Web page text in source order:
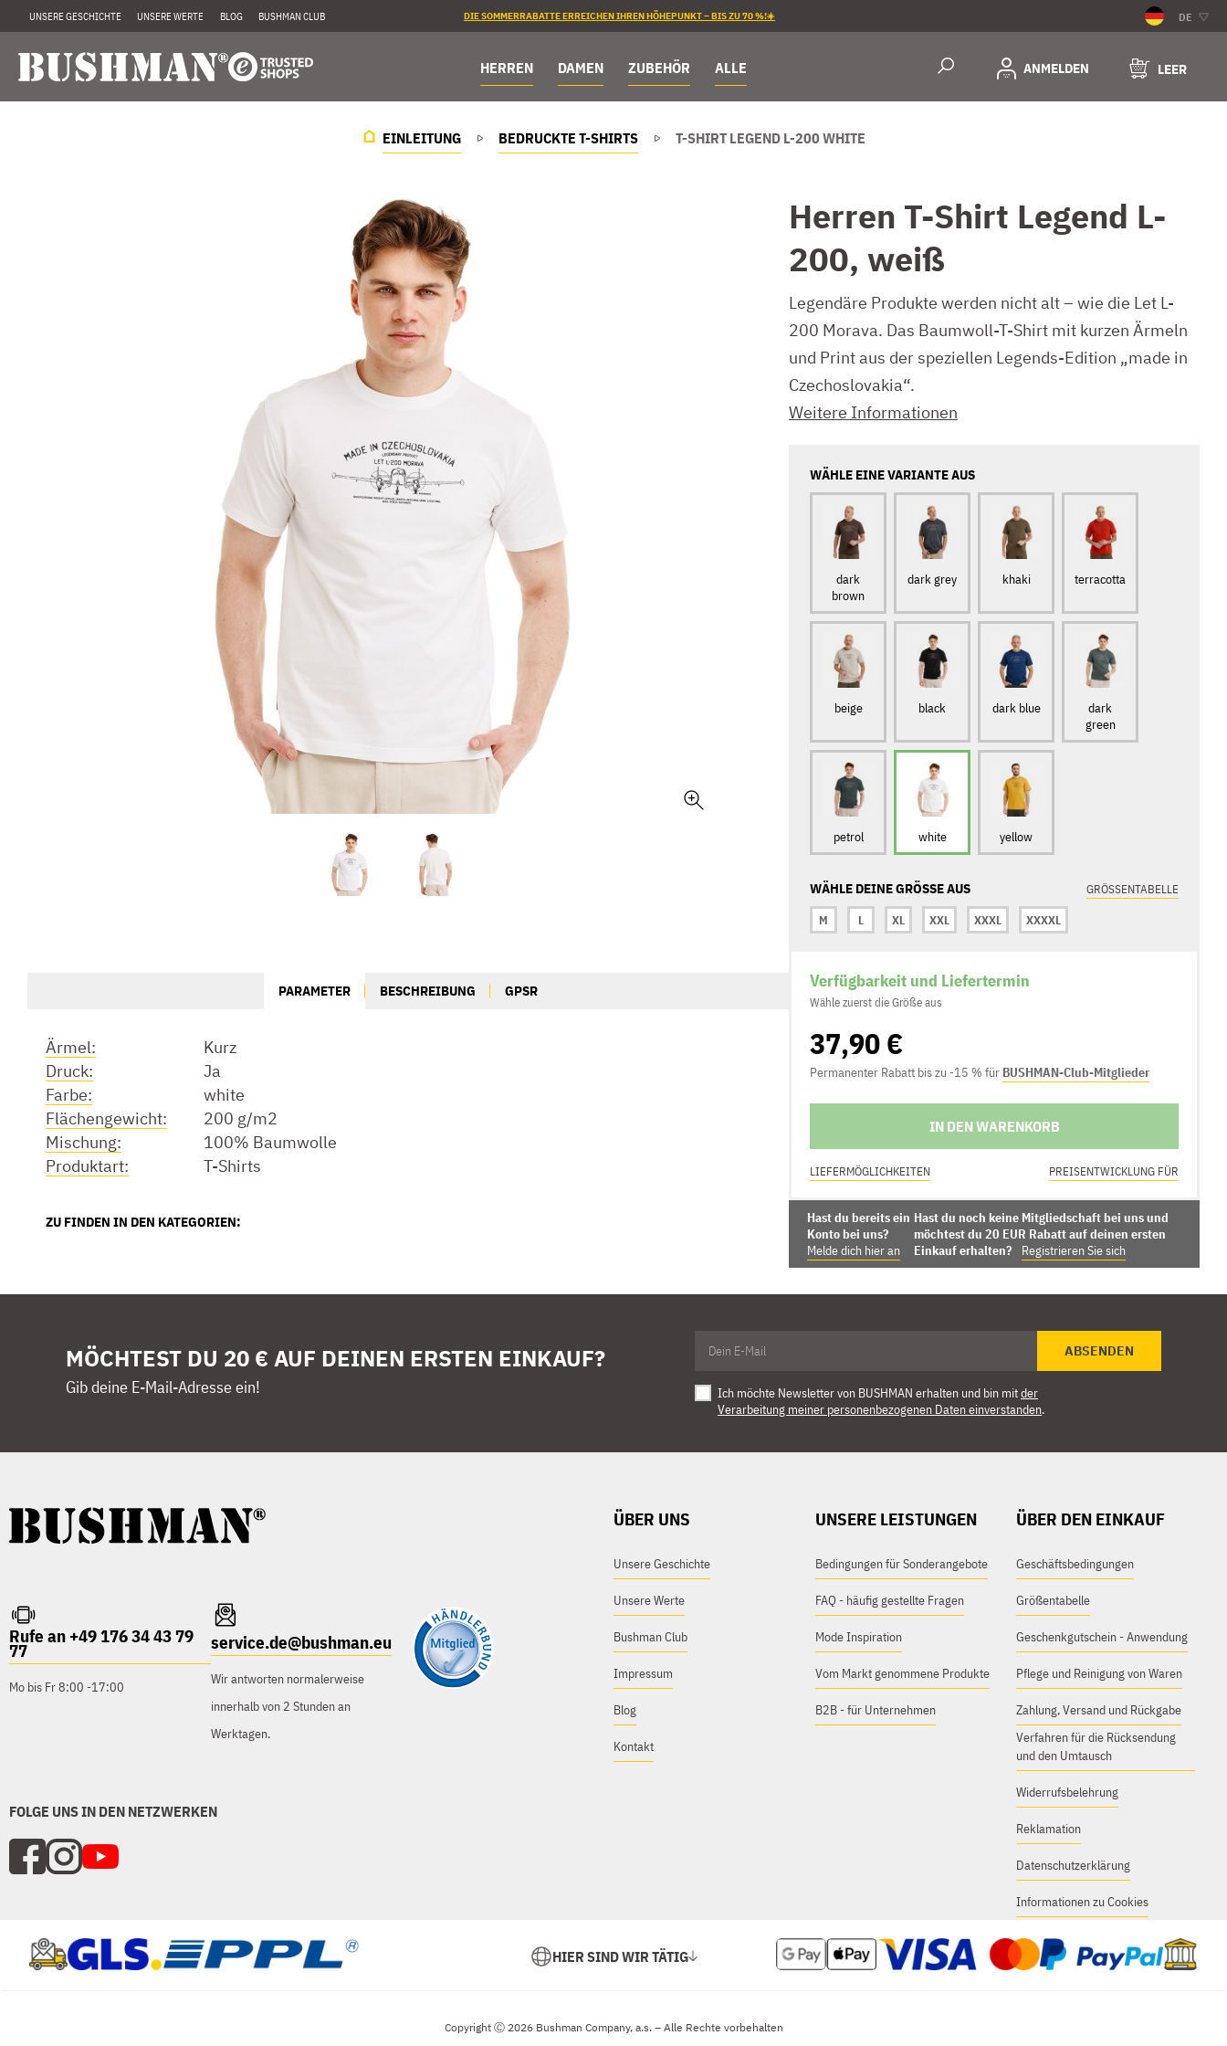
UNSERE GESCHICHTE UNSERE WERTE BLOG BUSHMAN CLUB DIE SOMMERRABATTE ERREICHEN IHREN HÖHEPUNKT – BIS ZU 70 %!☀️ DE
HERREN DAMEN ZUBEHÖR ALLE ANMELDEN LEER
EINLEITUNG BEDRUCKTE T-SHIRTS T-SHIRT LEGEND L-200 WHITE
Herren T-Shirt Legend L-
200, weiß
Legendäre Produkte werden nicht alt – wie die Let L-
200 Morava. Das Baumwoll-T-Shirt mit kurzen Ärmeln
und Print aus der speziellen Legends-Edition „made in
Czechoslovakia“.
Weitere Informationen
WÄHLE EINE VARIANTE AUS
dark
brown
dark grey khaki terracotta
beige black dark blue
dark
green
petrol white yellow
WÄHLE DEINE GRÖSSE AUS
GRÖSSENTABELLE
M
L XL XXL XXXL XXXXL
Verfügbarkeit und Liefertermin
Wähle zuerst die Größe aus
37,90 €
Permanenter Rabatt bis zu -15 % für BUSHMAN-Club-Mitglieder
IN DEN WARENKORB
LIEFERMÖGLICHKEITEN PREISENTWICKLUNG FÜR
Hast du bereits ein
Konto bei uns?
Melde dich hier an
Hast du noch keine Mitgliedschaft bei uns und
möchtest du 20 EUR Rabatt auf deinen ersten
Einkauf erhalten?
Registrieren Sie sich
PARAMETER BESCHREIBUNG GPSR
Ärmel:
Kurz
Druck:
Ja
Farbe:
white
Flächengewicht:
200 g/m2
Mischung:
100% Baumwolle
Produktart:
T-Shirts
ZU FINDEN IN DEN KATEGORIEN:
MÖCHTEST DU 20 € AUF DEINEN ERSTEN EINKAUF?
Gib deine E-Mail-Adresse ein!
ABSENDEN
Ich möchte Newsletter von BUSHMAN erhalten und bin mitder
Verarbeitung meiner personenbezogenen Daten einverstanden.
Rufe an +49 176 34 43 79
77
Mo bis Fr 8:00 -17:00
service.de@bushman.eu
Wir antworten normalerweise
innerhalb von 2 Stunden an
Werktagen.
FOLGE UNS IN DEN NETZWERKEN
ÜBER UNS
Unsere Geschichte
Unsere Werte
Bushman Club
Impressum
Blog
Kontakt
UNSERE LEISTUNGEN
Bedingungen für Sonderangebote
FAQ - häufig gestellte Fragen
Mode Inspiration
Vom Markt genommene Produkte
B2B - für Unternehmen
ÜBER DEN EINKAUF
Geschäftsbedingungen
Größentabelle
Geschenkgutschein - Anwendung
Pflege und Reinigung von Waren
Zahlung, Versand und Rückgabe
Verfahren für die Rücksendung
und den Umtausch
Widerrufsbelehrung
Reklamation
Datenschutzerklärung
Informationen zu Cookies
HIER SIND WIR TÄTIG
Copyright Ⓒ 2026 Bushman Company, a.s. – Alle Rechte vorbehalten